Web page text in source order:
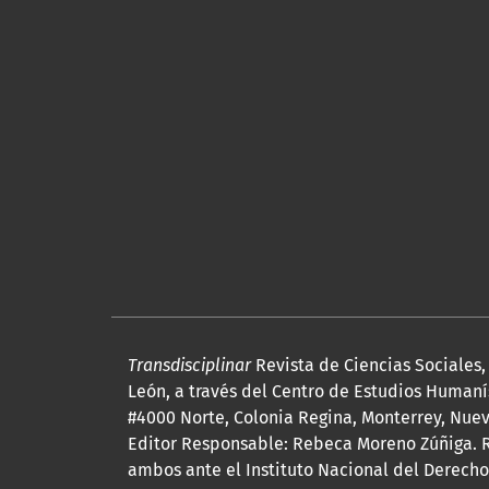
TransdisciplinarRevista de Ciencias
León, a través del Centro de Estudios
#4000 Norte, Colonia Regina, Monterrey,
Editor Responsable: Rebeca Moreno Zúñiga.
ambos ante el Instituto Nacional del